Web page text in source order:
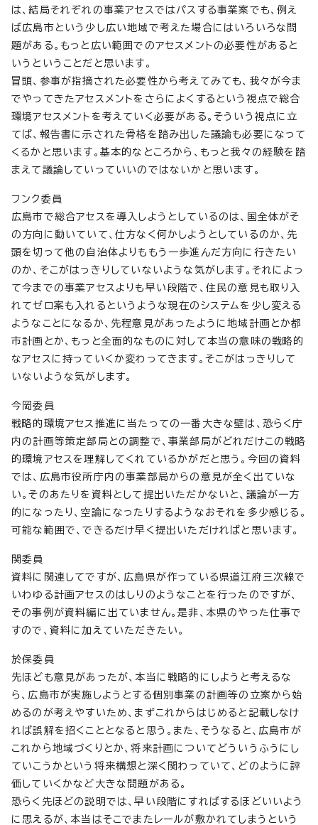
は、結局それぞれの事業アセスではパスする事業案でも、例え
ば広島市という少し広い地域で考えた場合にはいろいろな問
題がある。もっと広い範囲でのアセスメントの必要性があると
いうということだと思います。
冒頭、参事が指摘された必要性から考えてみても、我々が今ま
でやってきたアセスメントをさらによくするという視点で総合
環境アセスメントを考えていく必要がある。そういう視点に立
てば、報告書に示された骨格を踏み出した議論も必要になって
くるかと思います。基本的なところから、もっと我々の経験を踏
まえて議論していっていいのではないかと思います。
フンク委員
広島市で総合アセスを導入しようとしているのは、国全体がそ
の方向に動いていて、仕方なく何かしようとしているのか、先
頭を切って他の自治体よりももう一歩進んだ方向に行きたい
のか、そこがはっきりしていないような気がします。それによっ
て今までの事業アセスよりも早い段階で、住民の意見も取り入
れてゼロ案も入れるというような現在のシステムを少し変える
ようなことになるか、先程意見があったように地域計画とか都
市計画とか、もっと全面的なものに対して本当の意味の戦略的
なアセスに持っていくか変わってきます。そこがはっきりして
いないような気がします。
今岡委員
戦略的環境アセス推進に当たっての一番大きな壁は、恐らく庁
内の計画等策定部局との調整で、事業部局がどれだけこの戦略
的環境アセスを理解してくれているかがだと思う。今回の資料
では、広島市役所庁内の事業部局からの意見が全く出ていな
い。そのあたりを資料として提出いただかないと、議論が一方
的になったり、空論になったりするようなおそれを多少感じる。
可能な範囲で、できるだけ早く提出いただければと思います。
関委員
資料に関連してですが、広島県が作っている県道江府三次線で
いわゆる計画アセスのはしりのようなことを行ったのですが、
その事例が資料編に出ていません。是非、本県のやった仕事で
すので、資料に加えていただきたい。
於保委員
先ほども意見があったが、本当に戦略的にしようと考えるな
ら、広島市が実施しようとする個別事業の計画等の立案から始
めるのが考えやすいため、まずこれからはじめると記載しなけ
れば誤解を招くこととなると思う。また、そうなると、広島市が
これから地域づくりとか、将来計画についてどういうふうにし
ていこうかという将来構想と深く関わっていて、どのように評
価していくかなど大きな問題がある。
恐らく先ほどの説明では、早い段階にすればするほどいいよう
に思えるが、本当はそこでまたレールが敷かれてしまうという